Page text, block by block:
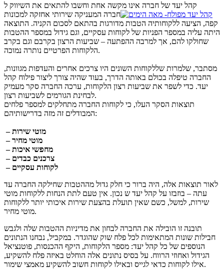
קהל יעד של חברה אינו מקשה אחת וחשבו להתאים את השיווק ל
חברה המעניקה שירותי אחזקה למכונות
קפה, הציעה ללקוחותיה הטבות מדורגות בהתאם לסכום הקניה. התוצאה
היתה עליה במספר הפניות של לקוחות עסקיים, וגם גידול במספר ההטבות
שחולקו להם, אך למרבה ההפתעה – שביעות הרצון בקרבם וגם בקרב
הלקוחות הפרטיים נותרה נמוכה.
מסתבר, שלמרות שללקוחות השונים היו צרכים אחרים והעדפות מגוונות,
החברה טיפלה בכולם באותה הדרך, בעוד שהיה צורך ליצור פילוח קהל
יעד. כדי לשפר את שביעות רצון הלקוחות, ערכה החברה סקר מעמיק
לבחינת הגורמים לשביעות רצון.
תוצאות הסקר העלו, כי לקוחות החברה מתחלקים למספר פלחים
המבודלים זה מזה בדרישותיהם:
– מוטי שירות
– מוטי מחיר
– מחפשי איכות
– צרכנים כבדים
– לקוחות עסקיים
לאור תוצאות אלה, היה ברור כי חלק גדול מההטבות שחילקה החברה עד
עתה – בוזבזו על קהל יעד ש נכון. אין טעם לתת הנחות ללקוחות מוטי
שירות, למשל, כשם שאין תועלת בהצעת שירות איכותי יותר ללקוחות
מוטי מחיר.
תובנה זו הובילה את החברה לבחון את מדיניות ההטבות שלה ולגבש
חבילות שונות המתאימות לכל פלח שוק שהוגדר. במקביל, נבחנו הנתונים
הנוספים של כל קהל יעד: מספר הלקוחות, היקף ההכנסות, פוטנציאל
הגידול ואחוזי הרווח. על בסיס נתונים אלה הוחלט באיזה פלח להשקיע,
אילו לקוחות כדאי לגייס ובאילו לקוחות חשוב להשקיע מאמצי שימור.